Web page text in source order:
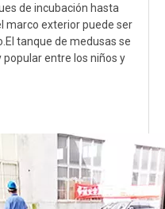
de incubación hasta
marco exterior puede ser
tanque de medusas se
popular entre los niños y